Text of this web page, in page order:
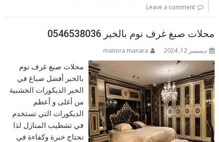
Leave a comment
محلات صبغ غرف نوم بالخبر 0546538036
ديسمبر 12, 2024 manora manara
محلات صبغ غرف نوم
بالخبر أفضل صباغ في
الخبر الديكورات الخشبية
من أغلى و أعظم
الديكورات التي تستخدم
في تشطيب المنازل لذا
تحتاج خبرة وكفاءة في